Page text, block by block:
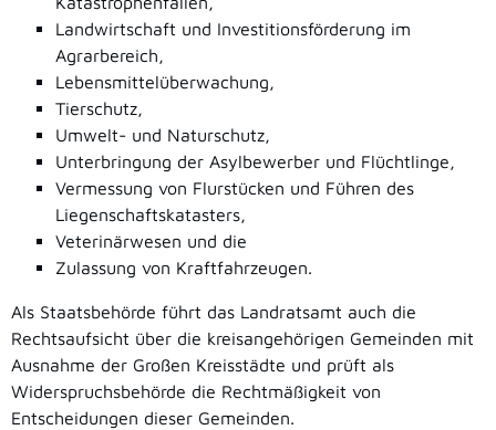
Landwirtschaft und Investitionsförderung im
Agrarbereich,
Lebensmittelüberwachung,
Tierschutz,
Umwelt- und Naturschutz,
Unterbringung der Asylbewerber und Flüchtlinge,
Vermessung von Flurstücken und Führen des
Liegenschaftskatasters,
Veterinärwesen und die
Zulassung von Kraftfahrzeugen.
Als Staatsbehörde führt das Landratsamt auch die
Rechtsaufsicht über die kreisangehörigen Gemeinden mit
Ausnahme der Großen Kreisstädte und prüft als
Widerspruchsbehörde die Rechtmäßigkeit von
Entscheidungen dieser Gemeinden.